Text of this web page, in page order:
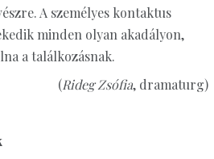
A személyes kontaktus
minden olyan akadályon,
a találkozásnak.
(Rideg Zsófia, dramaturg)